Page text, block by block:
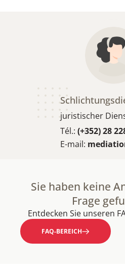
juristischer
Tél.: (+352) 28
E-mail:
Sie haben keine
Frage
Entdecken Sie unseren
FAQ-BEREICH